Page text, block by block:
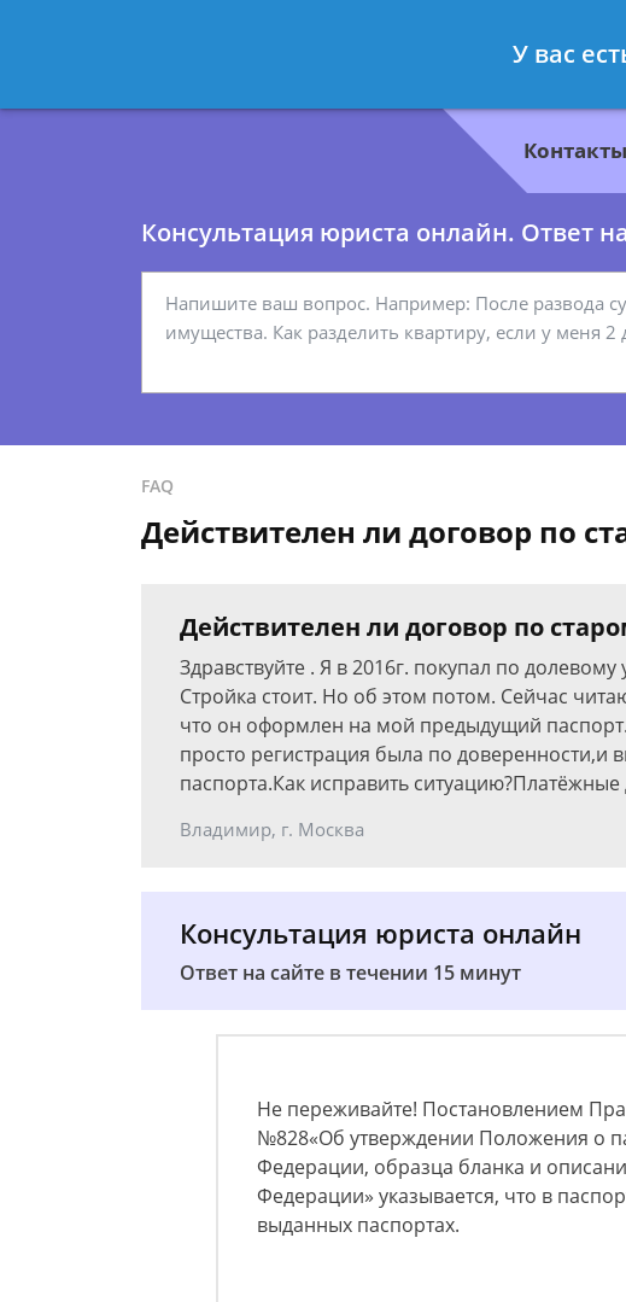
- Юрист по
Контакты
Консультация юриста онлайн. Ответ
FAQ
Действителен ли договор по
Действителен ли договор по
Здравствуйте . Я в 2016г. покупал по
Стройка стоит. Но об этом потом. Сейчас
что он оформлен на мой предыдущий
просто регистрация была по доверенности,и
паспорта.Как исправить
Владимир, г. Москва
Консультация юриста онлайн
Ответ на сайте в течении 15 минут
Не переживайте! Постановлением
№828«Об утверждении Положения о
Федерации, образца бланка и
Федерации» указывается, что в
выданных паспортах.
У вас